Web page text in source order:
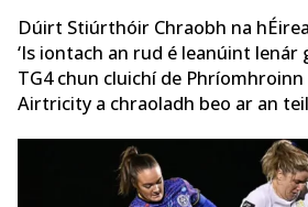
Dúirt Stiúrthóir Chraobh na
‘Is iontach an rud é leanúint
TG4 chun cluichí de Phríomhroinn
Airtricity a chraoladh beo ar an